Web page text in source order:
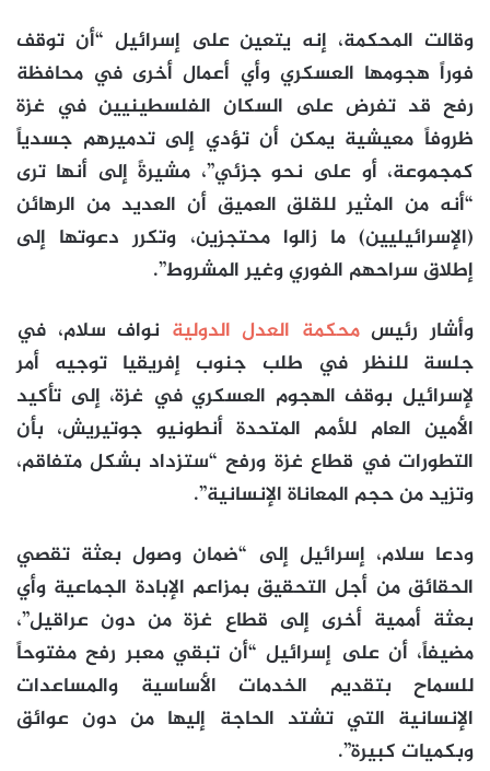
وقالت المحكمة، إنه يتعين على إسرائيل “أن توقف
فوراً هجومها العسكري وأي أعمال أخرى في محافظة
رفح قد تفرض على السكان الفلسطينيين في غزة
ظروفاً معيشية يمكن أن تؤدي إلى تدميرهم جسدياً
كمجموعة، أو على نحو جزئي”، مشيرةً إلى أنها ترى
“أنه من المثير للقلق العميق أن العديد من الرهائن
(الإسرائيليين) ما زالوا محتجزين، وتكرر دعوتها إلى
إطلاق سراحهم الفوري وغير المشروط”.
وأشار رئيسمحكمة العدل الدولية نواف سلام، في
جلسة للنظر في طلب جنوب إفريقيا توجيه أمر
لإسرائيل بوقف الهجوم العسكري في غزة، إلى تأكيد
الأمين العام للأمم المتحدة أنطونيو جوتيريش، بأن
التطورات في قطاع غزة ورفح “ستزداد بشكل متفاقم،
وتزيد من حجم المعاناة الإنسانية”.
ودعا سلام، إسرائيل إلى “ضمان وصول بعثة تقصي
الحقائق من أجل التحقيق بمزاعم الإبادة الجماعية وأي
بعثة أممية أخرى إلى قطاع غزة من دون عراقيل”،
مضيفاً، أن على إسرائيل “أن تبقي معبر رفح مفتوحاً
للسماح بتقديم الخدمات الأساسية والمساعدات
الإنسانية التي تشتد الحاجة إليها من دون عوائق
وبكميات كبيرة”.